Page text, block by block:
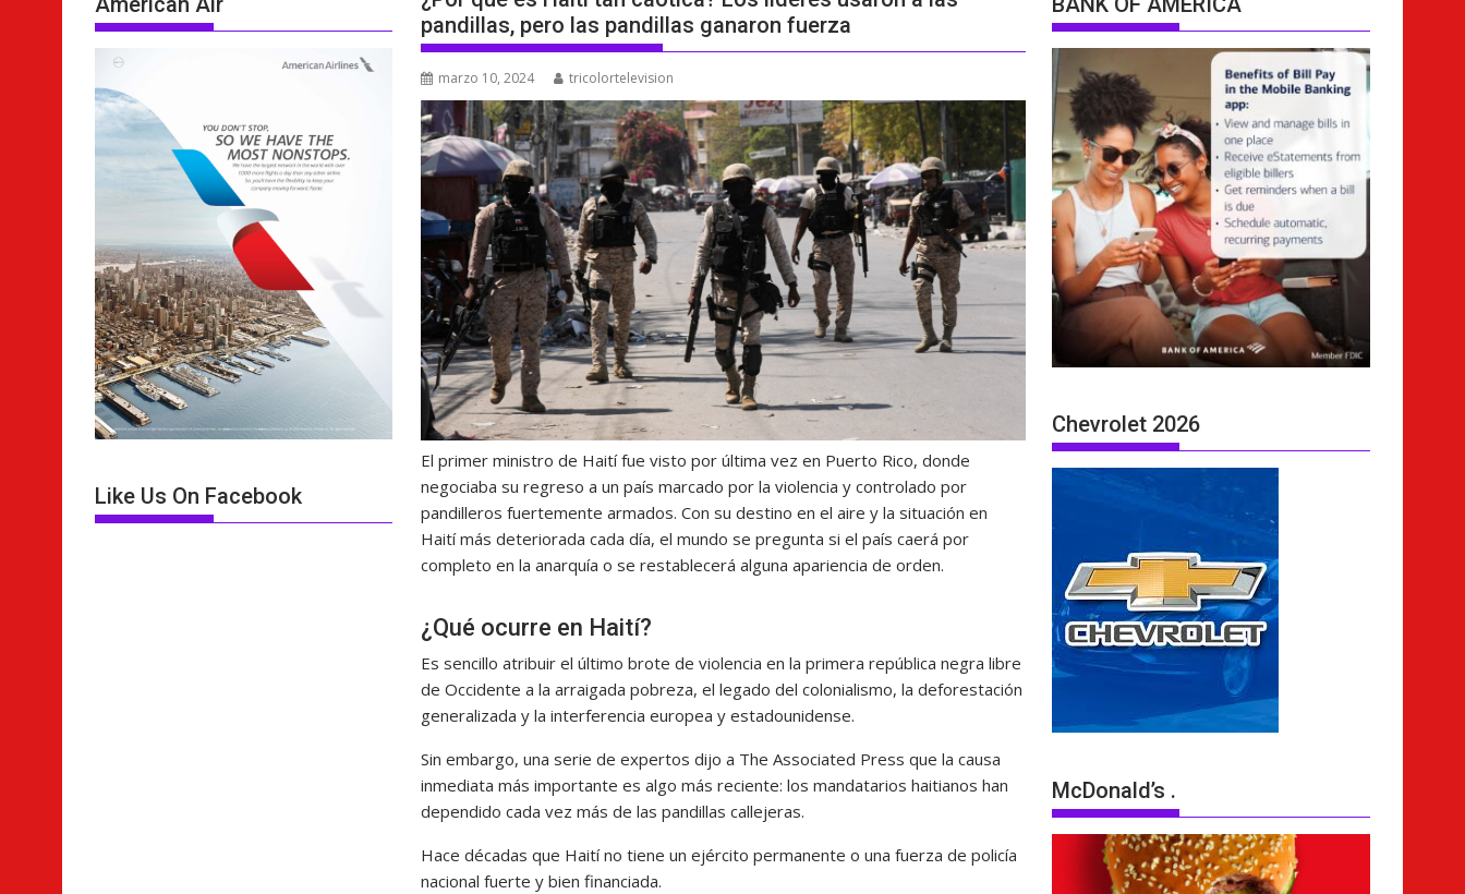
pandillas, pero las pandillas ganaron fuerza
marzo 10, 2024 tricolortelevision
El primer ministro de Haití fue visto por última vez en Puerto Rico, donde
negociaba su regreso a un país marcado por la violencia y controlado por
pandilleros fuertemente armados. Con su destino en el aire y la situación en
Haití más deteriorada cada día, el mundo se pregunta si el país caerá por
completo en la anarquía o se restablecerá alguna apariencia de orden.
¿Qué ocurre en Haití?
Es sencillo atribuir el último brote de violencia en la primera república negra libre
de Occidente a la arraigada pobreza, el legado del colonialismo, la deforestación
generalizada y la interferencia europea y estadounidense.
Sin embargo, una serie de expertos dijo a The Associated Press que la causa
inmediata más importante es algo más reciente: los mandatarios haitianos han
dependido cada vez más de las pandillas callejeras.
Hace décadas que Haití no tiene un ejército permanente o una fuerza de policía
nacional fuerte y bien financiada.
Like Us On Facebook
Chevrolet 2026
McDonald’s .